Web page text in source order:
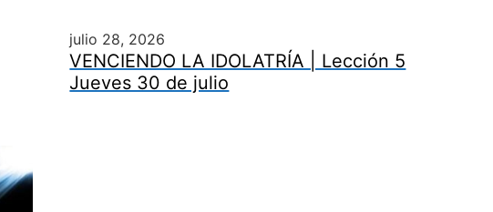
julio 28, 2026
VENCIENDO LA IDOLATRÍA | Lección 5
Jueves 30 de julio